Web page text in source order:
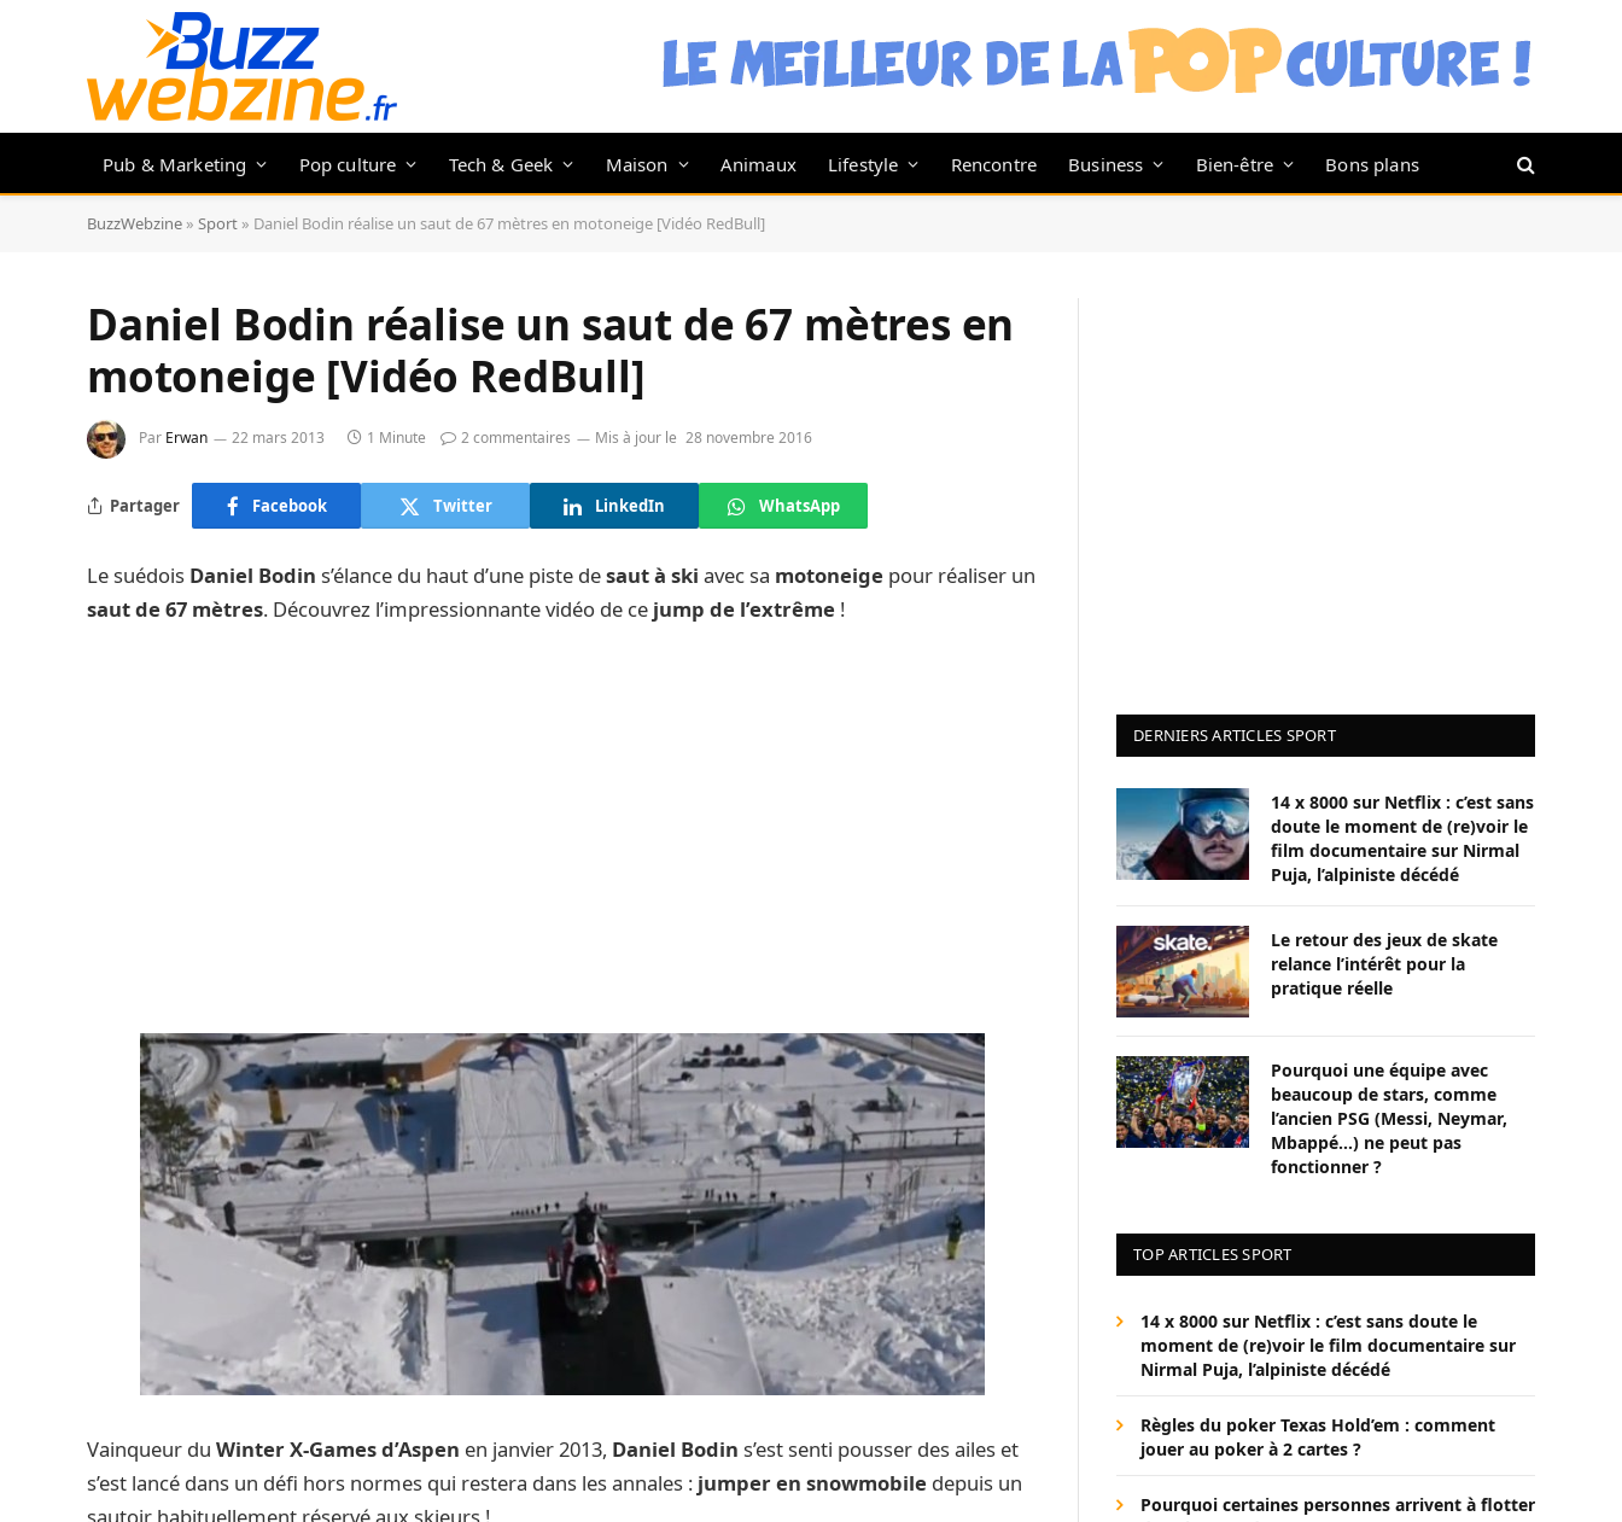
Pub & Marketing Pop culture Tech & Geek Maison Animaux Lifestyle Rencontre Business Bien-être Bons plans
BuzzWebzine » Sport » Daniel Bodin réalise un saut de 67 mètres en motoneige [Vidéo RedBull]
Daniel Bodin réalise un saut de 67 mètres en
motoneige [Vidéo RedBull]
Par Erwan 22 mars 2013 1 Minute 2 commentaires Mis à jour le 28 novembre 2016
Partager Facebook Twitter LinkedIn WhatsApp
Le suédois Daniel Bodin s’élance du haut d’une piste desaut à ski avec sa motoneige pour réaliser un
saut de 67 mètres. Découvrez l’impressionnante vidéo de ce jump de l’extrême !
Vainqueur du Winter X-Games d’Aspen en janvier 2013, Daniel Bodin s’est senti pousser des ailes et
s’est lancé dans un défi hors normes qui restera dans les annales : jumper en snowmobile depuis un
sautoir habituellement réservé aux skieurs !
DERNIERS ARTICLES SPORT
14 x 8000 sur Netflix : c’est sans
doute le moment de (re)voir le
film documentaire sur Nirmal
Puja, l’alpiniste décédé
Le retour des jeux de skate
relance l’intérêt pour la
pratique réelle
Pourquoi une équipe avec
beaucoup de stars, comme
l’ancien PSG (Messi, Neymar,
Mbappé…) ne peut pas
fonctionner ?
TOP ARTICLES SPORT
14 x 8000 sur Netflix : c’est sans doute le
moment de (re)voir le film documentaire sur
Nirmal Puja, l’alpiniste décédé
Règles du poker Texas Hold’em : comment
jouer au poker à 2 cartes ?
Pourquoi certaines personnes arrivent à flotter